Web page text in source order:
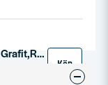
Hultafors Reservstift HRD Grafit,Röd,Gul (10st sort)
Köp